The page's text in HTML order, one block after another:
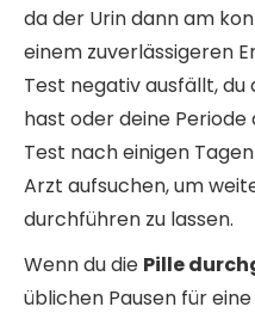
da der Urin dann am
einem zuverlässigeren
Test negativ ausfällt,
hast oder deine
Test nach einigen
Arzt aufsuchen, um
durchführen zu lassen.
Wenn du die Pille
üblichen Pausen für